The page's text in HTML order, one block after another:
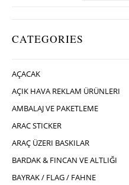
CATEGORIES
AÇACAK
AÇIK HAVA REKLAM ÜRÜNLERI
AMBALAJ VE PAKETLEME
ARAC STICKER
ARAÇ ÜZERI BASKILAR
BARDAK & FINCAN VE ALTLIĞI
BAYRAK / FLAG / FAHNE